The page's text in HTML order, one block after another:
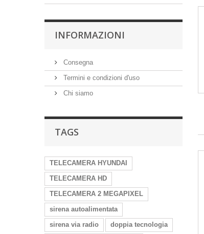
INFORMAZIONI
Consegna
Termini e condizioni d'uso
Chi siamo
TAGS
TELECAMERA HYUNDAI
TELECAMERA HD
TELECAMERA 2 MEGAPIXEL
sirena autoalimentata
sirena via radio
doppia tecnologia